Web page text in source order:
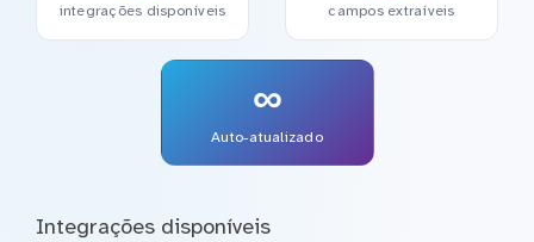
integrações disponíveis campos extraíveis
∞
Auto-atualizado
Integrações disponíveis